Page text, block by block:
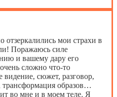
отзеркалились мои страхи в
Поражаюсь силе
и вашему дару его
сложно что-то
видение, сюжет, разговор,
образов…
во мне и в моем теле. Я